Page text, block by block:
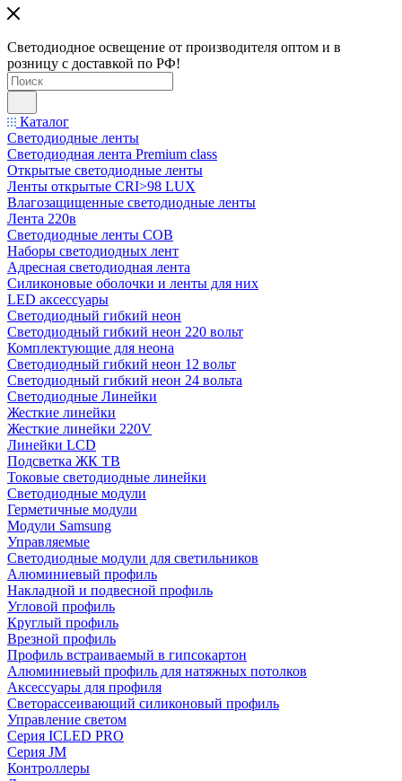
Светодиодное освещение от производителя оптом и в
розницу с доставкой по РФ!
Каталог
Светодиодные ленты
Светодиодная лента Premium class
Открытые светодиодные ленты
Ленты открытые CRI>98 LUX
Влагозащищенные светодиодные ленты
Лента 220в
Светодиодные ленты COB
Наборы светодиодных лент
Адресная светодиодная лента
Силиконовые оболочки и ленты для них
LED аксессуары
Светодиодный гибкий неон
Светодиодный гибкий неон 220 вольт
Комплектующие для неона
Светодиодный гибкий неон 12 вольт
Светодиодный гибкий неон 24 вольта
Светодиодные Линейки
Жесткие линейки
Жесткие линейки 220V
Линейки LCD
Подсветка ЖК ТВ
Токовые светодиодные линейки
Светодиодные модули
Герметичные модули
Модули Samsung
Управляемые
Светодиодные модули для светильников
Алюминиевый профиль
Накладной и подвесной профиль
Угловой профиль
Круглый профиль
Врезной профиль
Профиль встраиваемый в гипсокартон
Алюминиевый профиль для натяжных потолков
Аксессуары для профиля
Светорассеивающий силиконовый профиль
Управление светом
Серия ICLED PRO
Серия JM
Контроллеры